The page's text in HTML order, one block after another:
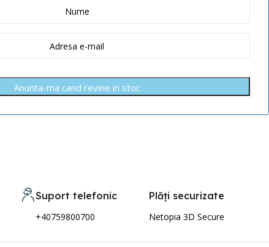
Anunta-ma cand revine in stoc
Suport telefonic
+40759800700
Plăți securizate
Netopia 3D Secure